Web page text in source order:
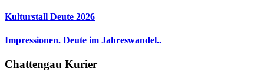
Kulturstall Deute 2026
Impressionen. Deute im Jahreswandel..
Chattengau Kurier